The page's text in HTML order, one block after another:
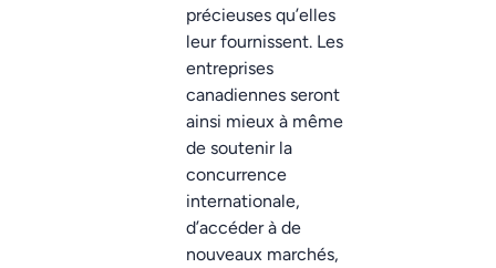
précieuses qu’elles
leur fournissent. Les
entreprises
canadiennes seront
ainsi mieux à même
de soutenir la
concurrence
internationale,
d’accéder à de
nouveaux marchés,